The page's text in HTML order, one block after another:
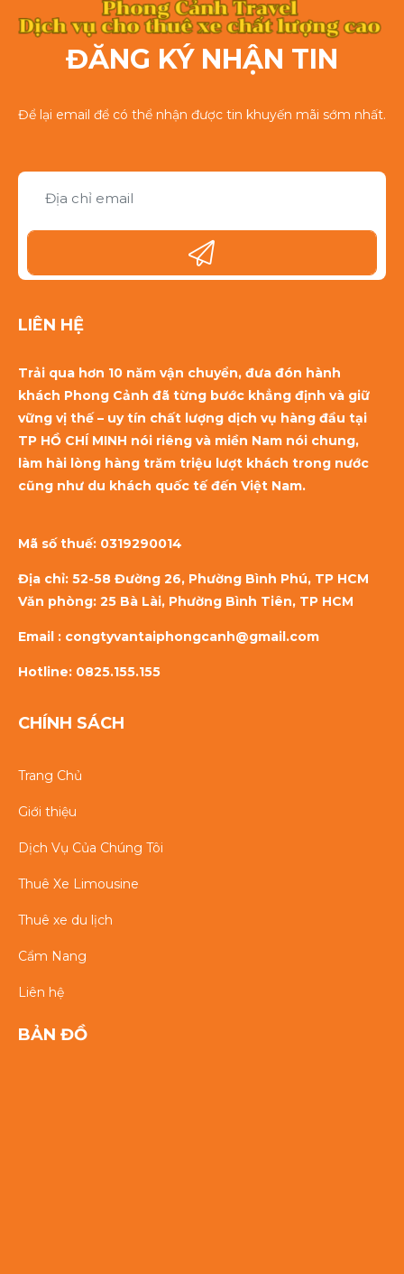
ĐĂNG KÝ NHẬN TIN
Để lại email để có thể nhận được tin khuyến mãi sớm nhất.
LIÊN HỆ
Trải qua hơn 10 năm vận chuyển, đưa đón hành
khách Phong Cảnh đã từng bước khẳng định và giữ
vững vị thế – uy tín chất lượng dịch vụ hàng đầu tại
TP HỒ CHÍ MINH nói riêng và miền Nam nói chung,
làm hài lòng hàng trăm triệu lượt khách trong nước
cũng như du khách quốc tế đến Việt Nam.
Mã số thuế: 0319290014
Địa chỉ: 52-58 Đường 26, Phường Bình Phú, TP HCM
Văn phòng: 25 Bà Lài, Phường Bình Tiên, TP HCM
Email : congtyvantaiphongcanh@gmail.com
Hotline: 0825.155.155
CHÍNH SÁCH
Trang Chủ
Giới thiệu
Dịch Vụ Của Chúng Tôi
Thuê Xe Limousine
Thuê xe du lịch
Cẩm Nang
Liên hệ
BẢN ĐỒ